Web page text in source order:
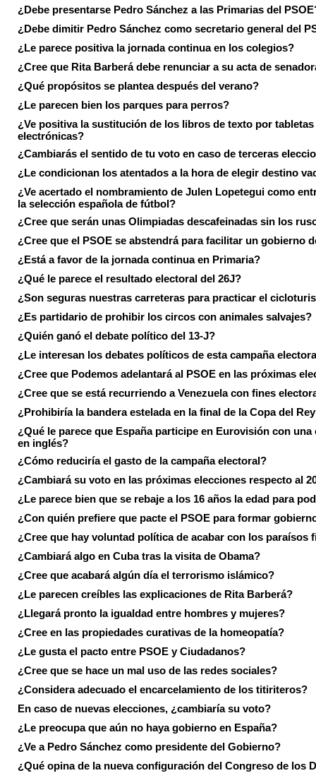
¿Debe presentarse Pedro Sánchez a las Primarias del
¿Debe dimitir Pedro Sánchez como secretario general del
¿Le parece positiva la jornada continua en los colegios?
¿Cree que Rita Barberá debe renunciar a su acta de
¿Qué propósitos se plantea después del verano?
¿Le parecen bien los parques para perros?
¿Ve positiva la sustitución de los libros de texto por tabletas
electrónicas?
¿Cambiarás el sentido de tu voto en caso de terceras
¿Le condicionan los atentados a la hora de elegir destino
¿Ve acertado el nombramiento de Julen Lopetegui como
la selección española de fútbol?
¿Cree que serán unas Olimpiadas descafeinadas sin los
¿Cree que el PSOE se abstendrá para facilitar un gobierno
¿Está a favor de la jornada continua en Primaria?
¿Qué le parece el resultado electoral del 26J?
¿Son seguras nuestras carreteras para practicar el
¿Es partidario de prohibir los circos con animales salvajes?
¿Quién ganó el debate político del 13-J?
¿Le interesan los debates políticos de esta campaña
¿Cree que Podemos adelantará al PSOE en las próximas
¿Cree que se está recurriendo a Venezuela con fines
¿Prohibiría la bandera estelada en la final de la Copa del
¿Qué le parece que España participe en Eurovisión con una
en inglés?
¿Cómo reduciría el gasto de la campaña electoral?
¿Cambiará su voto en las próximas elecciones respecto al
¿Le parece bien que se rebaje a los 16 años la edad para
¿Con quién prefiere que pacte el PSOE para formar
¿Cree que hay voluntad política de acabar con los paraísos
¿Cambiará algo en Cuba tras la visita de Obama?
¿Cree que acabará algún día el terrorismo islámico?
¿Le parecen creíbles las explicaciones de Rita Barberá?
¿Llegará pronto la igualdad entre hombres y mujeres?
¿Cree en las propiedades curativas de la homeopatía?
¿Le gusta el pacto entre PSOE y Ciudadanos?
¿Cree que se hace un mal uso de las redes sociales?
¿Considera adecuado el encarcelamiento de los titiriteros?
En caso de nuevas elecciones, ¿cambiaría su voto?
¿Le preocupa que aún no haya gobierno en España?
¿Ve a Pedro Sánchez como presidente del Gobierno?
¿Qué opina de la nueva configuración del Congreso de los